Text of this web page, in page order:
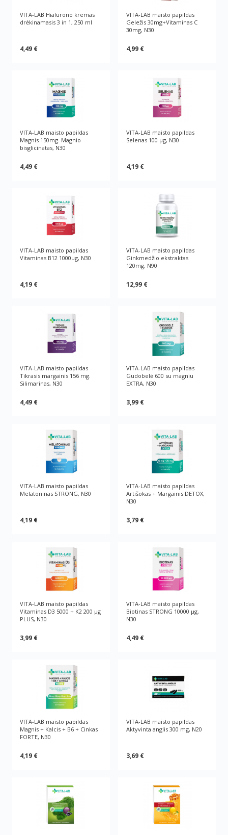
VITA-LAB Hialurono kremas
drėkinamasis 3 in 1, 250 ml
4,49 €
VITA-LAB maisto papildas
Geležis 30mg+Vitaminas C
30mg, N30
4,99 €
VITA-LAB maisto papildas
Magnis 150mg. Magnio
bisglicinatas, N30
4,49 €
VITA-LAB maisto papildas
Selenas 100 μg, N30
4,19 €
VITA-LAB maisto papildas
Vitaminas B12 1000ug, N30
4,19 €
VITA-LAB maisto papildas
Ginkmedžio ekstraktas
120mg, N90
12,99 €
VITA-LAB maisto papildas
Tikrasis margainis 156 mg.
Silimarinas, N30
4,49 €
VITA-LAB maisto papildas
Gudobelė 600 su magniu
EXTRA, N30
3,99 €
VITA-LAB maisto papildas
Melatoninas STRONG, N30
4,19 €
VITA-LAB maisto papildas
Artišokas + Margainis DETOX,
N30
3,79 €
VITA-LAB maisto papildas
Vitaminas D3 5000 + K2 200 µg
PLUS, N30
3,99 €
VITA-LAB maisto papildas
Biotinas STRONG 10000 µg,
N30
4,49 €
VITA-LAB maisto papildas
Magnis + Kalcis + B6 + Cinkas
FORTE, N30
4,19 €
VITA-LAB maisto papildas
Aktyvinta anglis 300 mg, N20
3,69 €